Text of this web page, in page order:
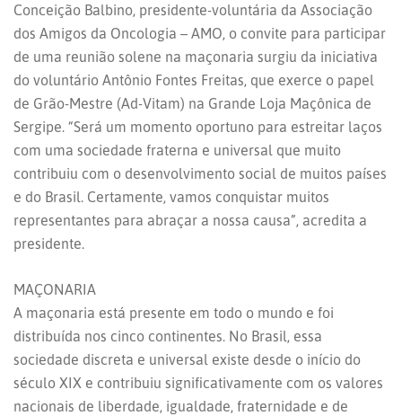
Conceição Balbino, presidente-voluntária da Associação
dos Amigos da Oncologia – AMO, o convite para participar
de uma reunião solene na maçonaria surgiu da iniciativa
do voluntário Antônio Fontes Freitas, que exerce o papel
de Grão-Mestre (Ad-Vitam) na Grande Loja Maçônica de
Sergipe. “Será um momento oportuno para estreitar laços
com uma sociedade fraterna e universal que muito
contribuiu com o desenvolvimento social de muitos países
e do Brasil. Certamente, vamos conquistar muitos
representantes para abraçar a nossa causa”, acredita a
presidente.
MAÇONARIA
A maçonaria está presente em todo o mundo e foi
distribuída nos cinco continentes. No Brasil, essa
sociedade discreta e universal existe desde o início do
século XIX e contribuiu significativamente com os valores
nacionais de liberdade, igualdade, fraternidade e de